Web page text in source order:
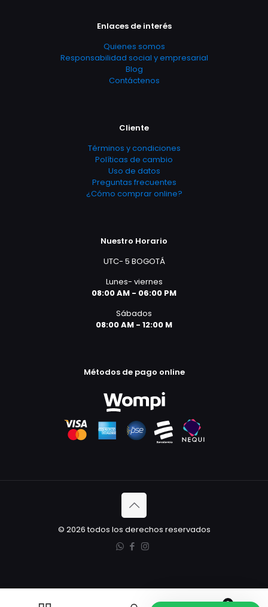
Enlaces de interés
Quienes somos
Responsabilidad social y empresarial
Blog
Contáctenos
Cliente
Términos y condiciones
Políticas de cambio
Uso de datos
Preguntas frecuentes
¿Cómo comprar online?
Nuestro Horario
UTC- 5 BOGOTÁ
Lunes- viernes
08:00 AM - 06:00 PM
Sábados
08:00 AM - 12:00 M
Métodos de pago online
© 2026 todos los derechos reservados
0